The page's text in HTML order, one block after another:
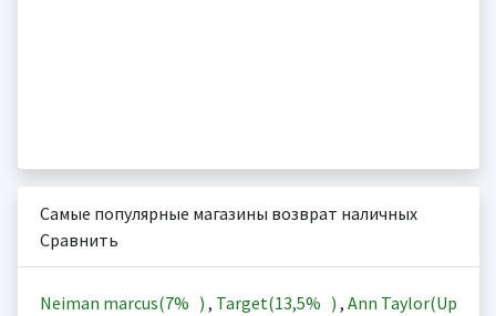
Самые популярные магазины возврат наличных
Сравнить
Neiman marcus(7% ) , Target(13,5% ) , Ann Taylor(Up